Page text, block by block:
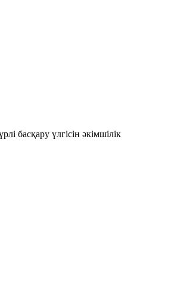
басқару үлгісін әкімшілік